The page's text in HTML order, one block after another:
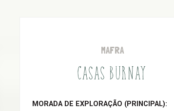
MAFRA
CASAS BURNAY
MORADA DE EXPLORAÇÃO (PRINCIPAL):